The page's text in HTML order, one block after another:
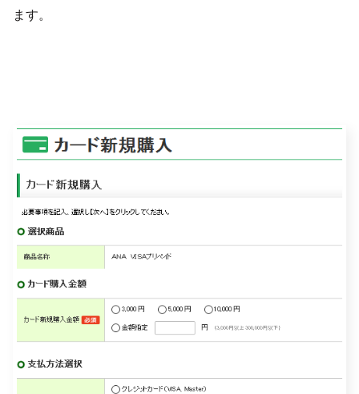
ます。